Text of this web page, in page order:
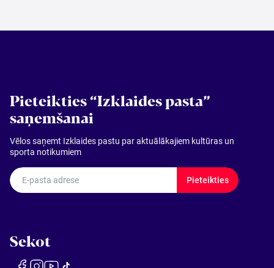
Pieteikties “Izklaides pasta”
saņemšanai
Vēlos saņemt Izklaides pastu par aktuālākajiem kultūras un
sporta notikumiem
E-pasta adrese Pieteikties
Sekot